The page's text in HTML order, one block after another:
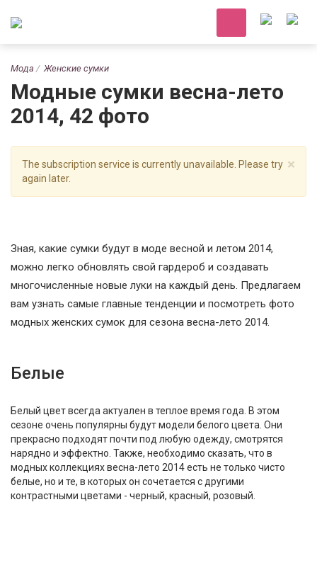
Мода Женские сумки
Модные сумки весна-лето
2014, 42 фото
×
The subscription service is currently unavailable. Please try
again later.
Зная, какие сумки будут в моде весной и летом 2014,
можно легко обновлять свой гардероб и создавать
многочисленные новые луки на каждый день. Предлагаем
вам узнать самые главные тенденции и посмотреть фото
модных женских сумок для сезона весна-лето 2014.
Белые
Белый цвет всегда актуален в теплое время года. В этом
сезоне очень популярны будут модели белого цвета. Они
прекрасно подходят почти под любую одежду, смотрятся
нарядно и эффектно. Также, необходимо сказать, что в
модных коллекциях весна-лето 2014 есть не только чисто
белые, но и те, в которых он сочетается с другими
контрастными цветами - черный, красный, розовый.